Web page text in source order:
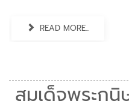
READ MORE...
สมเด็จพระกนิ